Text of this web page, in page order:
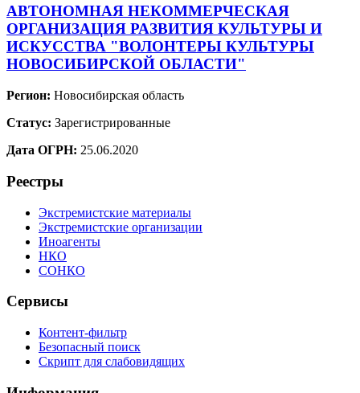
АВТОНОМНАЯ НЕКОММЕРЧЕСКАЯ
ОРГАНИЗАЦИЯ РАЗВИТИЯ КУЛЬТУРЫ И
ИСКУССТВА "ВОЛОНТЕРЫ КУЛЬТУРЫ
НОВОСИБИРСКОЙ ОБЛАСТИ"
Регион: Новосибирская область
Статус: Зарегистрированные
Дата ОГРН: 25.06.2020
Реестры
Экстремистские материалы
Экстремистские организации
Иноагенты
НКО
СОНКО
Сервисы
Контент-фильтр
Безопасный поиск
Скрипт для слабовидящих